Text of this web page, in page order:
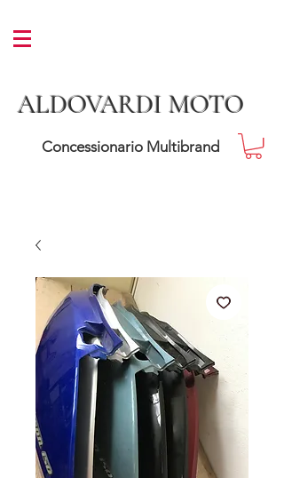
ALDOVARDI MOTO
Concessionario Multibrand